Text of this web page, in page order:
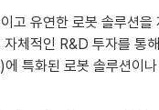
고 유연한 로봇 솔루션
체적인 R&D 투자를
특화된 로봇 솔루션이